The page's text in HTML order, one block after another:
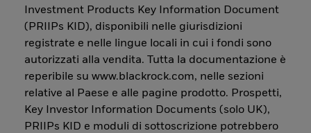
Investment Products Key Information Document
(PRIIPs KID), disponibili nelle giurisdizioni
registrate e nelle lingue locali in cui i fondi sono
autorizzati alla vendita. Tutta la documentazione è
reperibile su www.blackrock.com, nelle sezioni
relative al Paese e alle pagine prodotto. Prospetti,
Key Investor Information Documents (solo UK),
PRIIPs KID e moduli di sottoscrizione potrebbero